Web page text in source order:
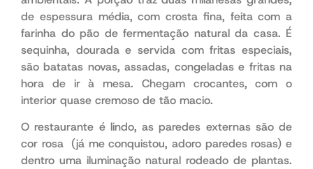
de espessura média, com crosta fina, feita com a
farinha do pão de fermentação natural da casa. É
sequinha, dourada e servida com fritas especiais,
são batatas novas, assadas, congeladas e fritas na
hora de ir à mesa. Chegam crocantes, com o
interior quase cremoso de tão macio.
O restaurante é lindo, as paredes externas são de
cor rosa (já me conquistou, adoro paredes rosas) e
dentro uma iluminação natural rodeado de plantas.